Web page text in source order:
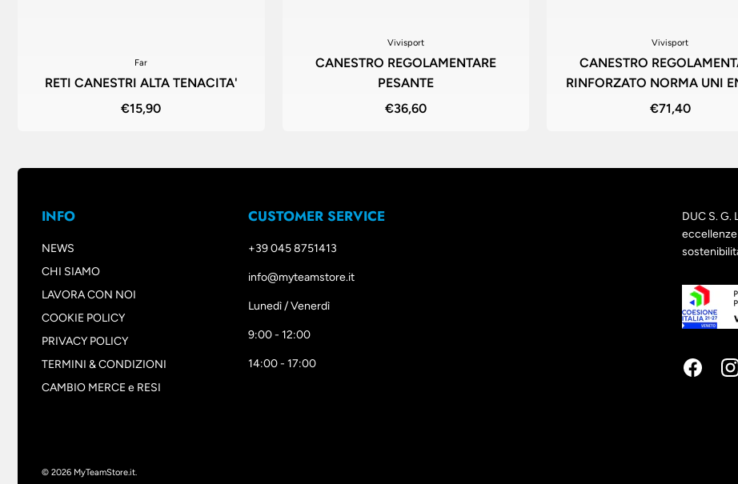
Far
RETI CANESTRI ALTA TENACITA'
€15,90
Vivisport
CANESTRO REGOLAMENTARE
PESANTE
€36,60
Vivisport
CANESTRO
RINFORZATO NORMA UNI
€71,40
INFO
NEWS
CHI SIAMO
LAVORA CON NOI
COOKIE POLICY
PRIVACY POLICY
TERMINI & CONDIZIONI
CAMBIO MERCE e RESI
CUSTOMER SERVICE
+39 045 8751413
info@myteamstore.it
Lunedì / Venerdì
9:00 - 12:00
14:00 - 17:00
DUC S. G.
© 2026 MyTeamStore.it.